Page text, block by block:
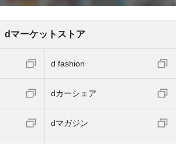
dマーケットストア
d fashion
dカーシェア
dマガジン